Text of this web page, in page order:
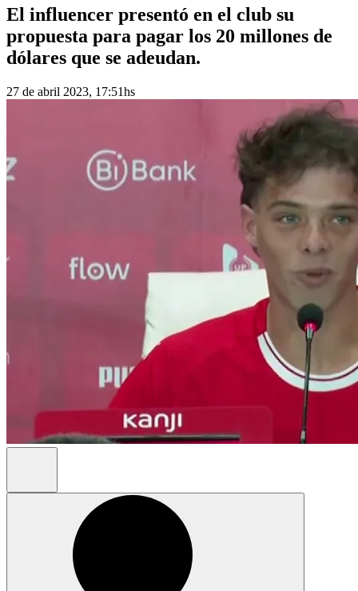
El influencer presentó en el club su
propuesta para pagar los 20 millones de
dólares que se adeudan.
27 de abril 2023, 17:51hs